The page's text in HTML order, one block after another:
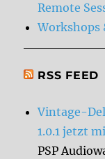
Remote
Workshops
RSS FEED
Vintage-
1.0.1 jetzt
PSP